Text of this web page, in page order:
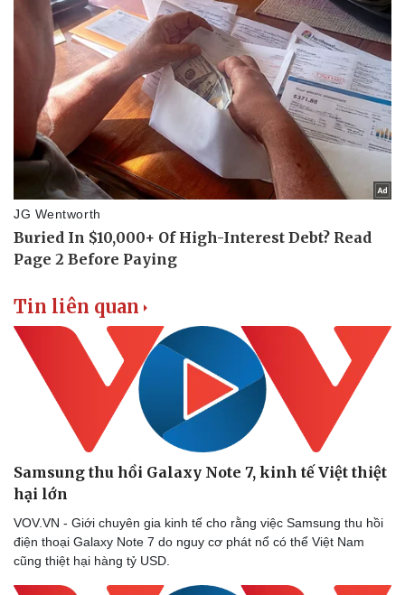
Doanh nghiệp
Thông tin doanh nghiệp
Doanh nghiệp 24h
Doanh nhân
Vì cộng đồng
Công nghệ
Sành điệu
Tin Công nghệ
Chuyển đổi số
Tin liên quan
Samsung thu hồi Galaxy Note 7, kinh tế Việt thiệt
hại lớn
VOV.VN - Giới chuyên gia kinh tế cho rằng việc Samsung thu hồi
điện thoại Galaxy Note 7 do nguy cơ phát nổ có thể Việt Nam
cũng thiệt hại hàng tỷ USD.